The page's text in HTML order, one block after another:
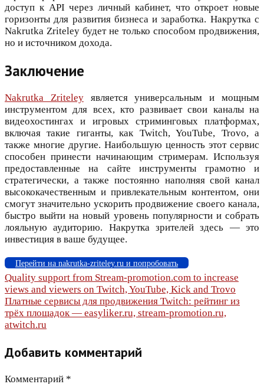
доступ к API через личный кабинет, что откроет новые
горизонты для развития бизнеса и заработка. Накрутка с
Nakrutka Zriteley будет не только способом продвижения,
но и источником дохода.
Заключение
Nakrutka Zriteleyявляется универсальным и мощным
инструментом для всех, кто развивает свои каналы на
видеохостингах и игровых стриминговых платформах,
включая такие гиганты, как Twitch, YouTube, Trovo, а
также многие другие. Наибольшую ценность этот сервис
способен принести начинающим стримерам. Используя
предоставленные на сайте инструменты грамотно и
стратегически, а также постоянно наполняя свой канал
высококачественным и привлекательным контентом, они
смогут значительно ускорить продвижение своего канала,
быстро выйти на новый уровень популярности и собрать
лояльную аудиторию. Накрутка зрителей здесь — это
инвестиция в ваше будущее.
Перейти на nakrutka-zriteley.ru и попробовать
Навигация
по
записям
Quality support from Stream-promotion.com to increase
views and viewers on Twitch, YouTube, Kick and Trovo
Платные сервисы для продвижения Twitch: рейтинг из
трёх площадок — easyliker.ru, stream-promotion.ru,
atwitch.ru
Добавить комментарий
Комментарий *